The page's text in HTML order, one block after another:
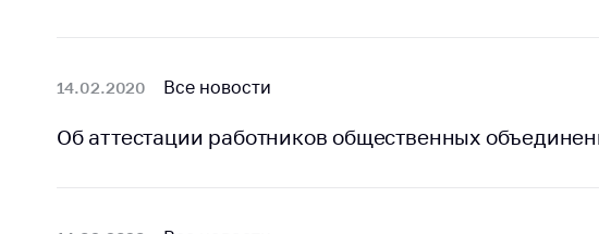
14.02.2020 Все новости
Об аттестации работников общественных